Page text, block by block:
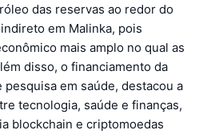
das reservas ao redor do
em Malinka, pois
mais amplo no qual as
disso, o financiamento da
pesquisa em saúde, destacou a
tecnologia, saúde e finanças,
blockchain e criptomoedas